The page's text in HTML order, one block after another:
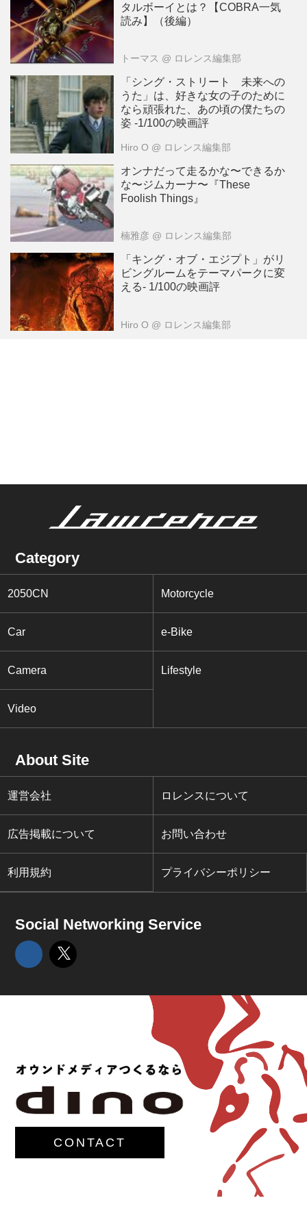
タルボーイとは？【COBRA一気
読み】（後編）
トーマス @ ロレンス編集部
「シング・ストリート 未来への
うた」は、好きな女の子のために
なら頑張れた、あの頃の僕たちの
姿 -1/100の映画評
Hiro O @ ロレンス編集部
オンナだって走るかな〜できるか
な〜ジムカーナ〜『These
Foolish Things』
楠雅彦 @ ロレンス編集部
「キング・オブ・エジプト」がリ
ビングルームをテーマパークに変
える- 1/100の映画評
Hiro O @ ロレンス編集部
Category
2050CN Motorcycle
Car e-Bike
Camera Lifestyle
Video
About Site
運営会社 ロレンスについて
広告掲載について お問い合わせ
利用規約 プライバシーポリシー
Social Networking Service
CONTACT